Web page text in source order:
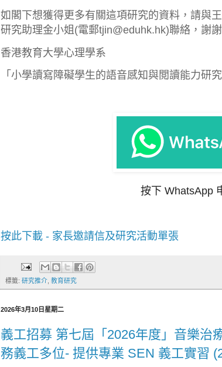
如閣下想獲得更多有關這項研究的資料，請與
研究助理金小姐(電郵tjin@eduhk.hk)聯絡，謝謝
香港教育大學心理學系
「小學讀寫障礙學生的語音感知與閲讀能力研
按下 WhatsApp
按此下載 - 家長邀請信及研究活動單張
標籤: 研究推介 教育研究
2026年3月10日星期二
義工招募 第七屆「2026年度」音樂治
務義工多位- 提供專業 SEN 義工實習